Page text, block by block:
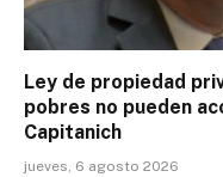
Ley de propiedad
pobres no pueden
Capitanich
jueves, 6 agosto 2026